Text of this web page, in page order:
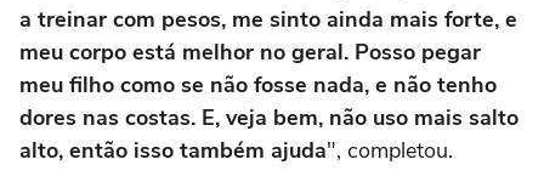
a treinar com pesos, me sinto ainda mais forte, e
meu corpo está melhor no geral. Posso pegar
meu filho como se não fosse nada, e não tenho
dores nas costas. E, veja bem, não uso mais salto
alto, então isso também ajuda", completou.